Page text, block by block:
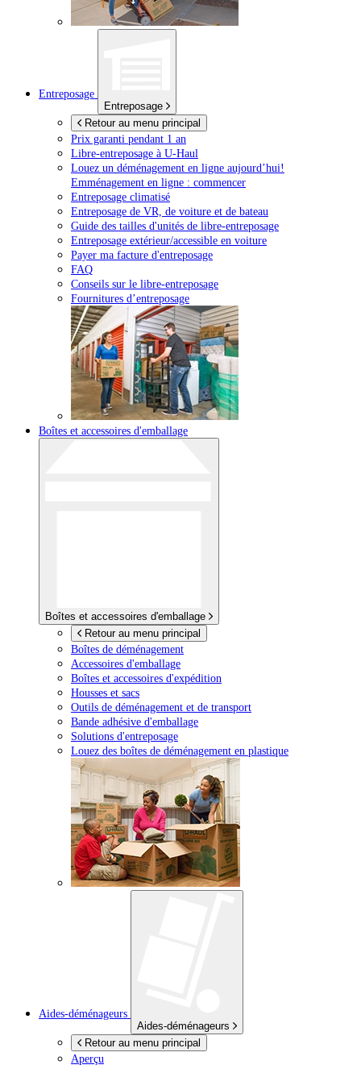
Entreposage
Entreposage
Retour au menu principal
Prix garanti pendant 1 an
Libre-entreposage à U-Haul
Louez un déménagement en ligne aujourd’hui!
Emménagement en ligne : commencer
Entreposage climatisé
Entreposage de VR, de voiture et de bateau
Guide des tailles d'unités de libre-entreposage
Entreposage extérieur/accessible en voiture
Payer ma facture d'entreposage
FAQ
Conseils sur le libre-entreposage
Fournitures d’entreposage
Boîtes et accessoires d'emballage
Boîtes et accessoires d'emballage
Retour au menu principal
Boîtes de déménagement
Accessoires d'emballage
Boîtes et accessoires d'expédition
Housses et sacs
Outils de déménagement et de transport
Bande adhésive d'emballage
Solutions d'entreposage
Louez des boîtes de déménagement en plastique
Aides-déménageurs
Aides-déménageurs
Retour au menu principal
Aperçu